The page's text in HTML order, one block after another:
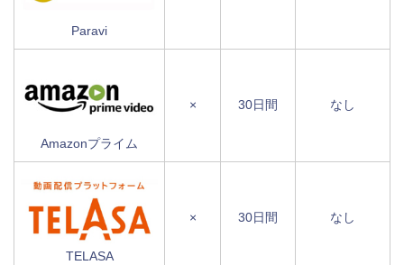
Paravi
Amazonプライム
× 30日間 なし
TELASA
× 30日間 なし